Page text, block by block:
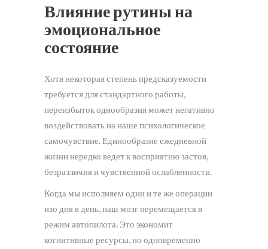
Влияние рутины на
эмоциональное
состояние
Хотя некоторая степень предсказуемости
требуется для стандартного работы,
переизбыток однообразия может негативно
воздействовать на наше психологическое
самочувствие. Единообразие ежедневной
жизни нередко ведет к восприятию застоя,
безразличия и чувственной ослабленности.
Когда мы исполняем одни и те же операции
изо дня в день, наш мозг перемещается в
режим автопилота. Это экономит
когнитивные ресурсы, но одновременно